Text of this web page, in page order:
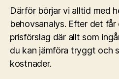
Därför börjar vi alltid med
behovsanalys. Efter det
prisförslag där allt som
du kan jämföra tryggt och
kostnader.